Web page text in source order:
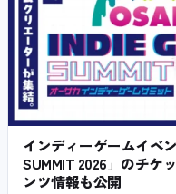
インディーゲームイベ
SUMMIT 2026」のチケ
ンツ情報も公開